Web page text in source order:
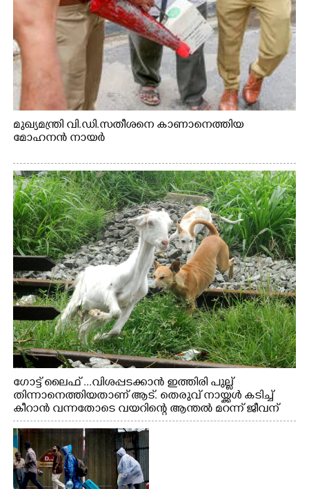
മുഖ്യമന്ത്രി വി.ഡി.സതീശനെ കാണാനെത്തിയ
മോഹനൻ നായർ
ഗോട്ട് ലൈഫ് ...വിശപ്പടക്കാൻ ഇത്തിരി പുല്ല്
തിന്നാനെത്തിയതാണ് ആട്. തെരുവ് നായ്ക്കൾ കടിച്ച്
കീറാൻ വന്നതോടെ വയറിന്റെ ആന്തൽ മറന്ന് ജീവന്
വേണ്ടിയായി ഓട്ടം. എറണാകുളം വാത്തുരുത്തിയിൽ
നിന്നുള്ള കാഴ്ച